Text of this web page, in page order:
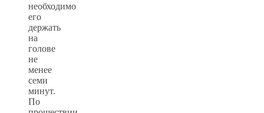
необходимо
его
держать
на
голове
не
менее
семи
минут.
По